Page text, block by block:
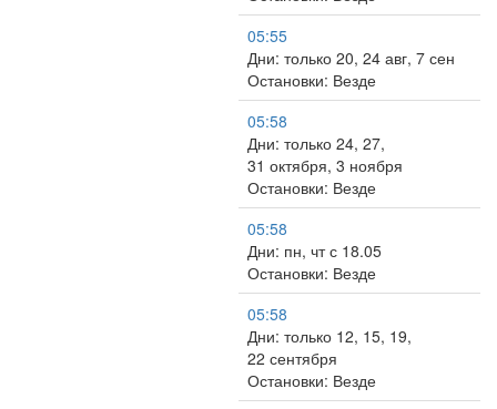
05:55
Дни: только 20, 24 авг, 7 сен
Остановки: Везде
05:58
Дни: только 24, 27,
31 октября, 3 ноября
Остановки: Везде
05:58
Дни: пн, чт с 18.05
Остановки: Везде
05:58
Дни: только 12, 15, 19,
22 сентября
Остановки: Везде